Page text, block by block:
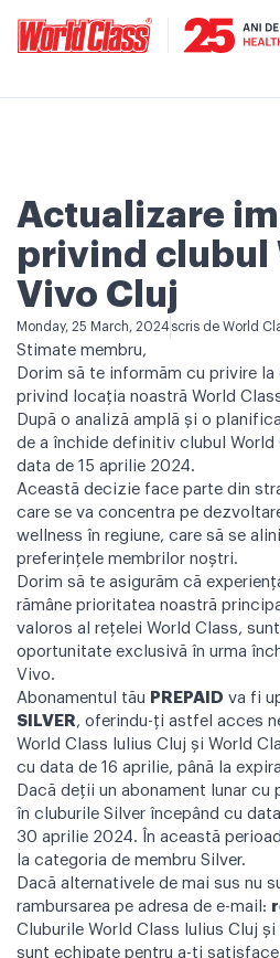
Actualizare
privind clubul
Vivo Cluj
Monday, 25 March, 2024 scris de World
Stimate membru,
Dorim să te informăm cu privire
privind locația noastră World
După o analiză amplă și o
de a închide definitiv clubul
data de 15 aprilie 2024.
Această decizie face parte din
care se va concentra pe
wellness în regiune, care să se
preferințele membrilor noștri.
Dorim să te asigurăm că
rămâne prioritatea noastră
valoros al rețelei World Class,
oportunitate exclusivă în urma
Vivo.
Abonamentul tău PREPAID va fi
SILVER, oferindu-ți astfel acces
World Class Iulius Cluj și World
cu data de 16 aprilie, până la
Dacă deții un abonament lunar
în cluburile Silver începând cu
30 aprilie 2024. În această
la categoria de membru Silver.
Dacă alternativele de mai sus nu
rambursarea pe adresa de e-mail:
Cluburile World Class Iulius Cluj
sunt echipate pentru a-ți